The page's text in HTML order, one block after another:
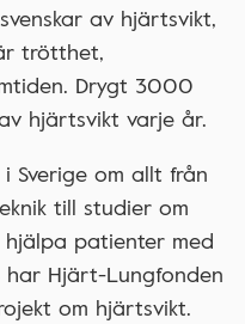
av hjärtsvikt,
trötthet,
Drygt 3000
hjärtsvikt varje år.
Sverige om allt från
till studier om
patienter med
Hjärt-Lungfonden
om hjärtsvikt.